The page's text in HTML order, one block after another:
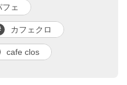
ェ
カフェクロ
cafe clos